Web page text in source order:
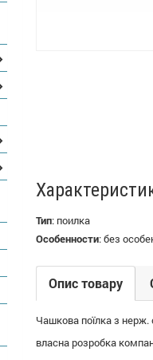
Тип: поилка
Особенности:без
Опис товару
Чашкова поїлка з нерж.
власна розробка